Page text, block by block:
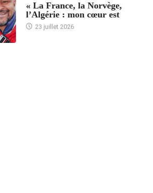
« La France, la Norvège,
l’Algérie : mon cœur est
23 juillet 2026